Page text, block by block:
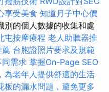
享受美食 知道月子中心價
別的個人數據的收集和處
屯按摩療程 老人助聽器推
薦 台胞證照片要求及規範
需求 掌握On-Page SEO
為老年人提供舒適的生活
板的漏水問題，避免更多